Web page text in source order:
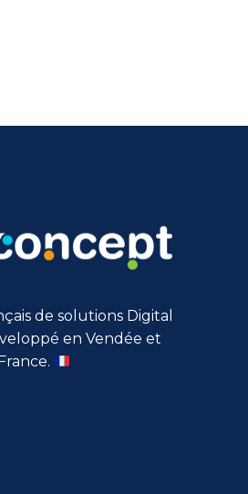
de solutions Digital
en Vendée et